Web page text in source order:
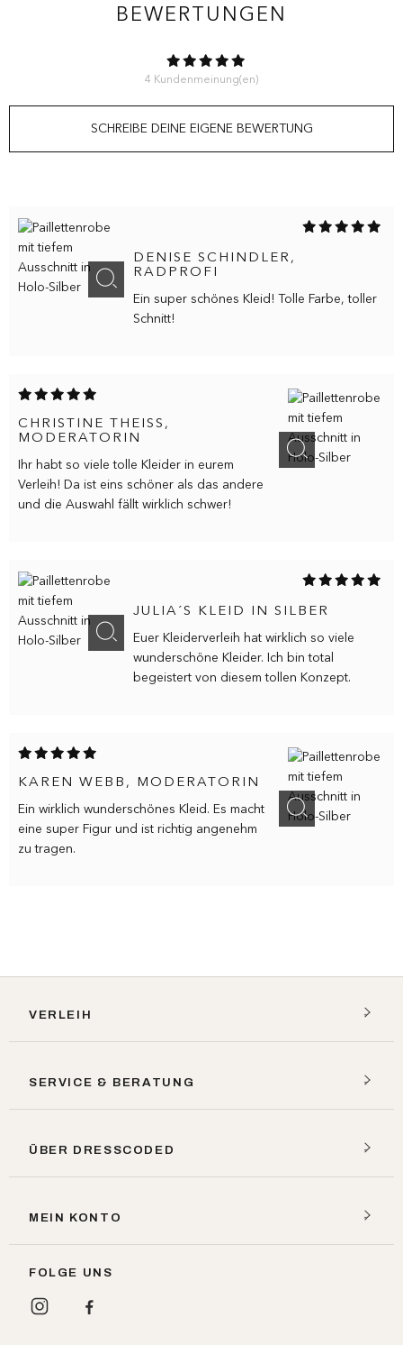
BEWERTUNGEN
4 Kundenmeinung(en)
SCHREIBE DEINE EIGENE BEWERTUNG
DENISE SCHINDLER,
RADPROFI
Ein super schönes Kleid! Tolle Farbe, toller
Schnitt!
CHRISTINE THEISS,
MODERATORIN
Ihr habt so viele tolle Kleider in eurem
Verleih! Da ist eins schöner als das andere
und die Auswahl fällt wirklich schwer!
JULIA´S KLEID IN SILBER
Euer Kleiderverleih hat wirklich so viele
wunderschöne Kleider. Ich bin total
begeistert von diesem tollen Konzept.
KAREN WEBB, MODERATORIN
Ein wirklich wunderschönes Kleid. Es macht
eine super Figur und ist richtig angenehm
zu tragen.
WIE BEWERTEN SIE DIESEN ARTIKEL?
Review Image
VERLEIH
SERVICE & BERATUNG
ÜBER DRESSCODED
MEIN KONTO
FOLGE UNS